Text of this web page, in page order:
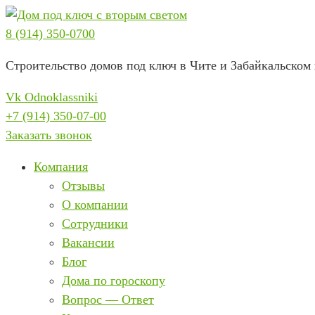
Перейти
к
8 (914) 350-0700
Строительство домов под ключ в Чите и Забайкальском
Vk Odnoklassniki
+7 (914) 350-07-00
Заказать звонок
Компания
Отзывы
О компании
Сотрудники
Вакансии
Блог
Дома по гороскопу
Вопрос — Ответ